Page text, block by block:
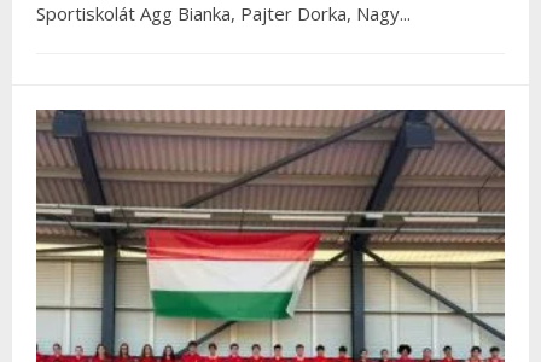
Sportiskolát Agg Bianka, Pajter Dorka, Nagy...